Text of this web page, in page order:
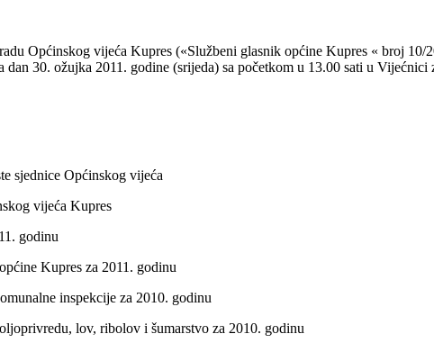
Općinskog vijeća Kupres («Službeni glasnik općine Kupres « broj 10/
30. ožujka 2011. godine (srijeda) sa početkom u 13.00 sati u Vijećnici
sjednice Općinskog vijeća
vijeća Kupres
godinu
Kupres za 2011. godinu
inspekcije za 2010. godinu
lov, ribolov i šumarstvo za 2010. godinu